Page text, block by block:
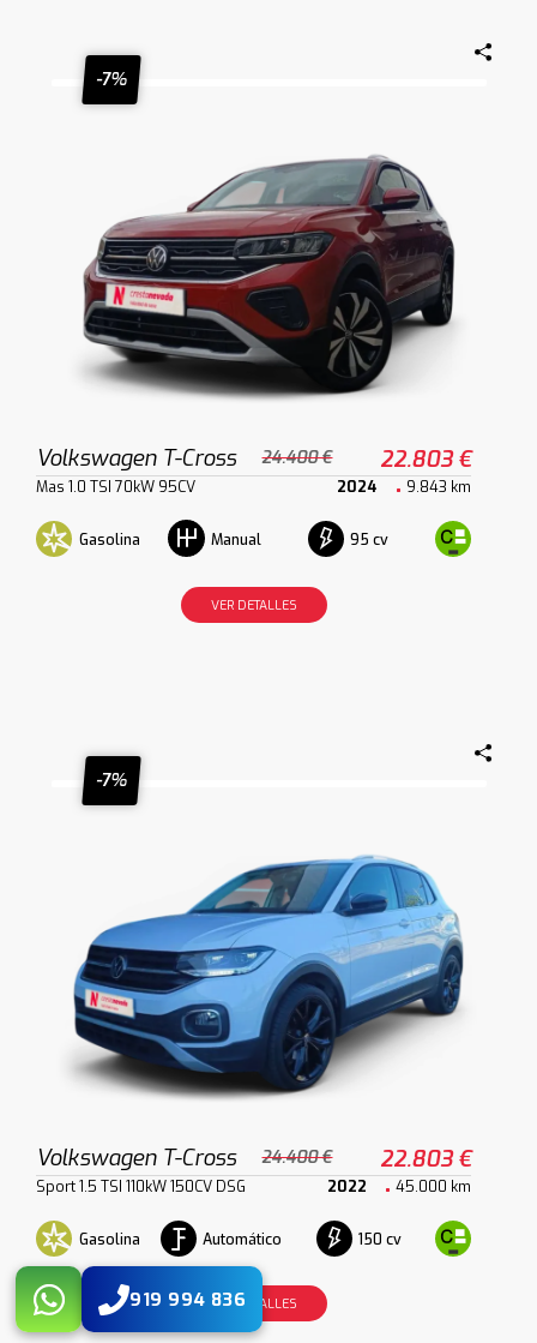
-7%
Volkswagen T-Cross 24.400 € 22.803 €
Mas 1.0 TSI 70kW 95CV 2024 9.843 km
Gasolina Manual 95 cv
VER DETALLES
-7%
Volkswagen T-Cross 24.400 € 22.803 €
Sport 1.5 TSI 110kW 150CV DSG 2022 45.000 km
Gasolina Automático 150 cv
VER DETALLES
919 994 836